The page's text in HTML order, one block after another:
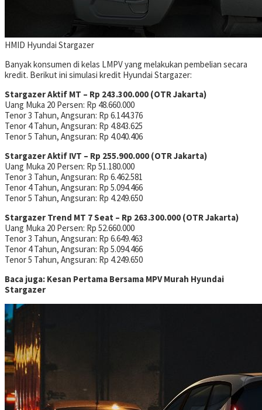
HMID Hyundai Stargazer
Banyak konsumen di kelas LMPV yang melakukan pembelian secara
kredit. Berikut ini simulasi kredit Hyundai Stargazer:
Stargazer Aktif MT – Rp 243.300.000 (OTR Jakarta)
Uang Muka 20 Persen: Rp 48.660.000
Tenor 3 Tahun, Angsuran: Rp 6.144.376
Tenor 4 Tahun, Angsuran: Rp 4.843.625
Tenor 5 Tahun, Angsuran: Rp 4.040.406
Stargazer Aktif IVT – Rp 255.900.000 (OTR Jakarta)
Uang Muka 20 Persen: Rp 51.180.000
Tenor 3 Tahun, Angsuran: Rp 6.462.581
Tenor 4 Tahun, Angsuran: Rp 5.094.466
Tenor 5 Tahun, Angsuran: Rp 4.249.650
Stargazer Trend MT 7 Seat – Rp 263.300.000 (OTR Jakarta)
Uang Muka 20 Persen: Rp 52.660.000
Tenor 3 Tahun, Angsuran: Rp 6.649.463
Tenor 4 Tahun, Angsuran: Rp 5.094.466
Tenor 5 Tahun, Angsuran: Rp 4.249.650
Baca juga: Kesan Pertama Bersama MPV Murah Hyundai
Stargazer